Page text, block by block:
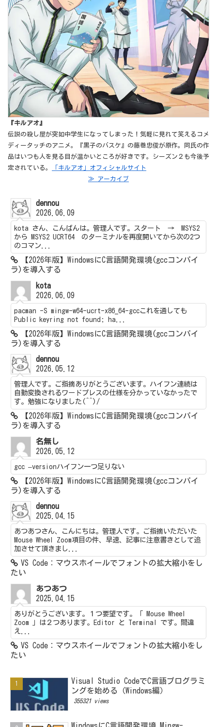
『キルアオ』
伝説の殺し屋が突如中学生になってしまった！気軽に見れて笑えるコメ
ディータッチのアニメ。『黒子のバスケ』の藤巻忠俊が原作。同氏の作
品はいつも人を見る目が温かいところが好きです。シーズン２も今後予
定されている。
「キルアオ」オフィシャルサイト
≫ アーカイブ
dennou
2026.06.09
kota さん、こんばんは。管理人です。スタート → MSYS2
から MSYS2 UCRT64 のターミナルを再度開いてから次の2つ
のコマン...
【2026年版】WindowsにC言語開発環境(gccコンパイ
ラ)を導入する
kota
2026.06.09
pacman -S mingw-w64-ucrt-x86_64-gccこれを通しても
Public keyring not found; ha...
【2026年版】WindowsにC言語開発環境(gccコンパイ
ラ)を導入する
dennou
2026.05.12
管理人です。ご指摘ありがとうございます。ハイフン連続は
自動変換されるワードプレスの仕様を分かっていなかったで
す。勉強になりました(^^)/
【2026年版】WindowsにC言語開発環境(gccコンパイ
ラ)を導入する
名無し
2026.05.12
gcc –versionハイフン一つ足りない
【2026年版】WindowsにC言語開発環境(gccコンパイ
ラ)を導入する
dennou
2025.04.15
あつあつさん、こんにちは。管理人です。ご指摘いただいた
Mouse Wheel Zoom項目の件、早速、記事に注意書きとして追
加させて頂きまし...
VS Code：マウスホイールでフォントの拡大縮小をし
たい
あつあつ
2025.04.15
ありがとうございます。１つ要望です。「 Mouse Wheel
Zoom 」は２つあります。Editor と Terminal です。間違
え...
VS Code：マウスホイールでフォントの拡大縮小をし
たい
Visual Studio CodeでC言語プログラミ
ングを始める（Windows編）
355321 views